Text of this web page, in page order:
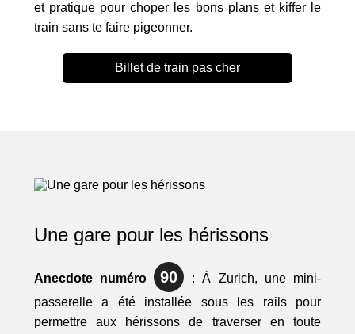
et pratique pour choper les bons plans et kiffer le
train sans te faire pigeonner.
Billet de train pas cher
Une gare pour les hérissons
Anecdote numéro 90
: À Zurich, une mini-
passerelle a été installée sous les rails pour
permettre aux hérissons de traverser en toute